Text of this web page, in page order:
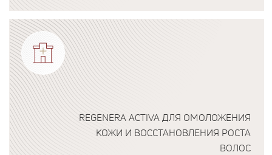
Подробнее о программе
REGENERA ACTIVA ДЛЯ ОМОЛОЖЕНИЯ
КОЖИ И ВОССТАНОВЛЕНИЯ РОСТА
ВОЛОС